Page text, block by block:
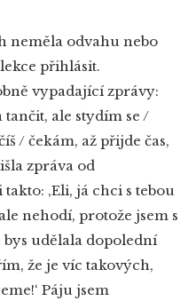
neměla odvahu nebo
přihlásit.
vypadající zprávy:
tančit, ale stydím se /
/ čekám, až přijde čas,
zpráva od
‚Eli, já chci s tebou
nehodí, protože jsem s
bys udělala dopolední
že je víc takových,
Páju jsem